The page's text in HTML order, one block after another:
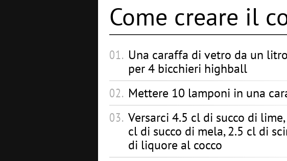
Come creare il
Una caraffa di vetro da un
per 4 bicchieri highball
Mettere 10 lamponi in una
Versarci 4.5 cl di succo di
cl di succo di mela, 2.5 cl di
di liquore al cocco